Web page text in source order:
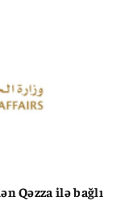
Qəzza ilə bağlı